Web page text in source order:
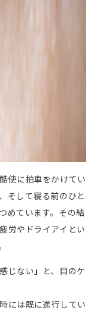
使に拍⾞をかけてい
そして寝る前のひと
めています。その結
労やドライアイとい
じない」と、⽬のケ
には既に進⾏してい